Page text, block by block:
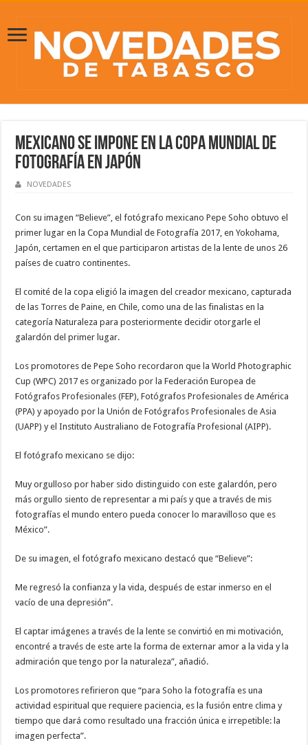
Mexicano se impone en la Copa Mundial de
Fotografía en Japón
NOVEDADES
Con su imagen “Believe”, el fotógrafo mexicano Pepe Soho obtuvo el
primer lugar en la Copa Mundial de Fotografía 2017, en Yokohama,
Japón, certamen en el que participaron artistas de la lente de unos 26
países de cuatro continentes.
El comité de la copa eligió la imagen del creador mexicano, capturada
de las Torres de Paine, en Chile, como una de las finalistas en la
categoría Naturaleza para posteriormente decidir otorgarle el
galardón del primer lugar.
Los promotores de Pepe Soho recordaron que la World Photographic
Cup (WPC) 2017 es organizado por la Federación Europea de
Fotógrafos Profesionales (FEP), Fotógrafos Profesionales de América
(PPA) y apoyado por la Unión de Fotógrafos Profesionales de Asia
(UAPP) y el Instituto Australiano de Fotografía Profesional (AIPP).
El fotógrafo mexicano se dijo:
Muy orgulloso por haber sido distinguido con este galardón, pero
más orgullo siento de representar a mi país y que a través de mis
fotografías el mundo entero pueda conocer lo maravilloso que es
México”.
De su imagen, el fotógrafo mexicano destacó que “Believe”:
Me regresó la confianza y la vida, después de estar inmerso en el
vacío de una depresión”.
El captar imágenes a través de la lente se convirtió en mi motivación,
encontré a través de este arte la forma de externar amor a la vida y la
admiración que tengo por la naturaleza”, añadió.
Los promotores refirieron que “para Soho la fotografía es una
actividad espiritual que requiere paciencia, es la fusión entre clima y
tiempo que dará como resultado una fracción única e irrepetible: la
imagen perfecta”.